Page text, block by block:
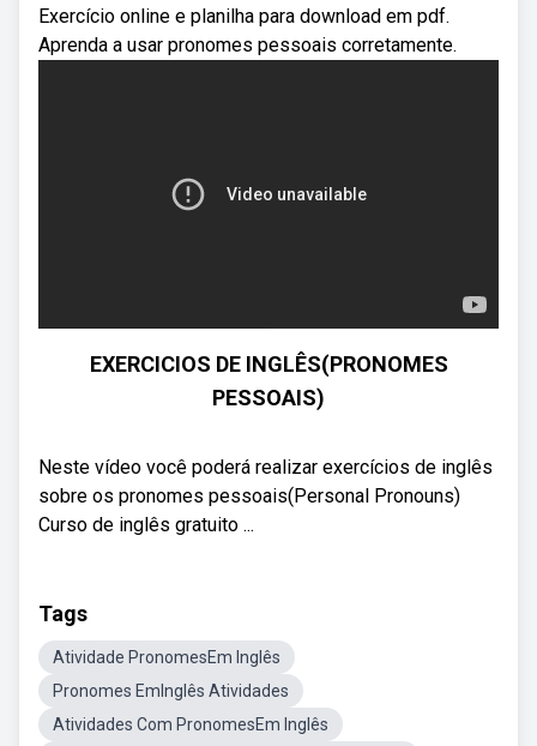
Exercício online e planilha para download em pdf.
Aprenda a usar pronomes pessoais corretamente.
EXERCICIOS DE INGLÊS(PRONOMES
PESSOAIS)
Neste vídeo você poderá realizar exercícios de inglês
sobre os pronomes pessoais(Personal Pronouns)
Curso de inglês gratuito ...
Tags
Atividade PronomesEm Inglês
Pronomes EmInglês Atividades
Atividades Com PronomesEm Inglês